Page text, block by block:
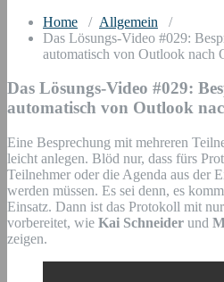
Home / Allgemein /
Das Lösungs-Video #029:
automatisch von Outlook nach
Das Lösungs-Video #029:
automatisch von Outlook
Eine Besprechung mit mehreren
leicht anlegen. Blöd nur, dass fürs
Teilnehmer oder die Agenda aus der
werden müssen. Es sei denn, es
Einsatz. Dann ist das Protokoll mit
vorbereitet, wie Kai Schneider und
zeigen.